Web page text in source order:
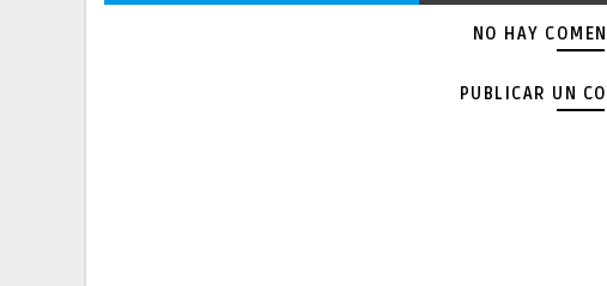
NO HAY
PUBLICAR UN